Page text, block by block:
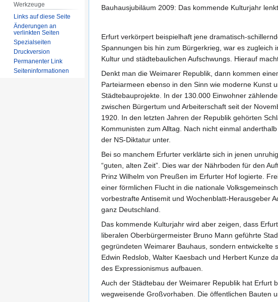
Bauhausjubiläum 2009: Das kommende Kulturjahr
Erfurt verkörpert beispielhaft jene dramatisch-
Spannungen bis hin zum Bürgerkrieg, war es
Kultur und städtebaulichen Aufschwungs. Hierauf
Denkt man die Weimarer Republik, dann kommen
Parteiarmeen ebenso in den Sinn wie moderne Kunst
Städtebauprojekte. In der 130.000 Einwohner
zwischen Bürgertum und Arbeiterschaft seit der
1920. In den letzten Jahren der Republik gehörten
Kommunisten zum Alltag. Nach nicht einmal
der NS-Diktatur unter.
Bei so manchem Erfurter verklärte sich in jenen
“guten, alten Zeit”. Dies war der Nährboden für den
Prinz Wilhelm von Preußen im Erfurter Hof logierte.
einer förmlichen Flucht in die nationale
vorbestrafte Antisemit und Wochenblatt-Herausgeber
ganz Deutschland.
Das kommende Kulturjahr wird aber zeigen, dass
liberalen Oberbürgermeister Bruno Mann geführte
gegründeten Weimarer Bauhaus, sondern entwickelte
Edwin Redslob, Walter Kaesbach und Herbert Kunze
des Expressionismus aufbauen.
Auch der Städtebau der Weimarer Republik hat Erfurt
wegweisende Großvorhaben. Die öffentlichen Bauten
Werkzeuge
Links auf diese Seite
Änderungen an
verlinkten Seiten
Spezialseiten
Druckversion
Permanenter Link
Seiten­informationen